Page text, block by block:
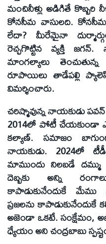
మంచినీళ్లు అడిగితే కొబ్బరి
కోనసీమ వాసులది.
లేదా? మీరేమైనా
రెచ్చగొట్టిన వ్యక్తి
మాంగల్యాలు తెంచుతున్న
రూపాయిలు తాడేపల్లి
విమర్శించారు.
చరిష్మావున్న నాయకుడు పవన్‌
2014లో పోటీ చేయకుండా
కల్యాణ్‌. సమాజం
నాయకుడు. 2024లో
మాముందు నిలబడే దమ్ము
దెబ్బకు అన్ని
కాపాడుకునేందుకే మేము
ప్రజలను
అజెండా ఒకటే. సంక్షేమం,
ధ్యేయం అని చంద్రబాబు